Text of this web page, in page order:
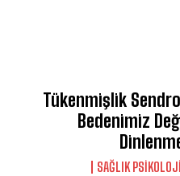
Tükenmişlik
Bedenimiz
SAĞLIK